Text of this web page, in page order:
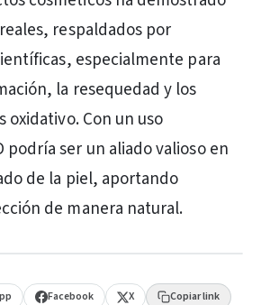
respaldados por
especialmente para
la resequedad y los
oxidativo. Con un uso
podría ser un aliado valioso en
de la piel, aportando
de manera natural.
Facebook X Copiar link